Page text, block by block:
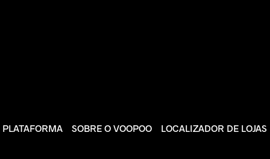
PLATAFORMA SOBRE O VOOPOO LOCALIZADOR DE LOJAS